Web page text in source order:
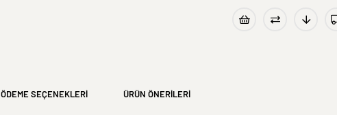
ÖDEME SEÇENEKLERI ÜRÜN ÖNERILERI